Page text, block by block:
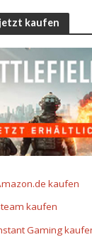
kaufen
kaufen
kaufen
Gaming